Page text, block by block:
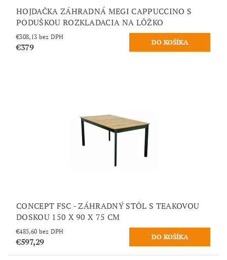
HOJDAČKA ZÁHRADNÁ MEGI CAPPUCCINO S
PODUŠKOU ROZKLADACIA NA LÔŽKO
€308,13 bez DPH
€379
CONCEPT FSC - ZÁHRADNÝ STÔL S TEAKOVOU
DOSKOU 150 X 90 X 75 CM
€485,60 bez DPH
€597,29